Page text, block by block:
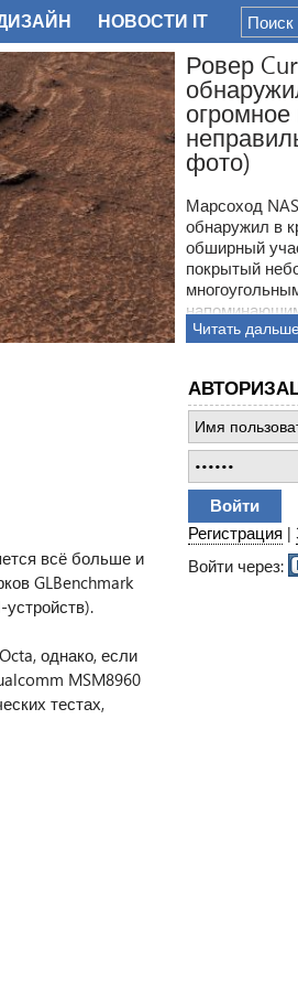
Ровер
фото)
Марсоход
обнаружил в
обширный
покрытый
соты. Ранее
затмила все
открытия.
Читать дальше
всё больше и
GLBenchmark
однако, если
MSM8960
тестах,
Регистрация |
Войти через:
НОВОСТИ IT